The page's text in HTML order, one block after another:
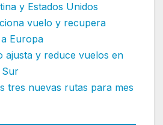
y Estados Unidos
vuelo y recupera
Europa
ajusta y reduce vuelos en
Sur
tres nuevas rutas para mes